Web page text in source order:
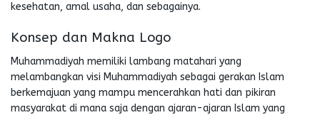
kesehatan, amal usaha, dan sebagainya.
Konsep dan Makna Logo
Muhammadiyah memiliki lambang matahari yang
melambangkan visi Muhammadiyah sebagai gerakan Islam
berkemajuan yang mampu mencerahkan hati dan pikiran
masyarakat di mana saja dengan ajaran-ajaran Islam yang